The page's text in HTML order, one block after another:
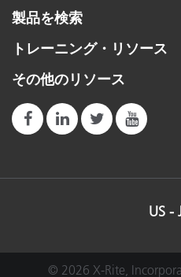
製品を検索
トレーニング・リソース
その他のリソース
US -
© 2026 X-Rite,